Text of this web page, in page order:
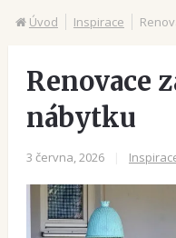
Úvod Inspirace
Renovace
nábytku
3 června, 2026